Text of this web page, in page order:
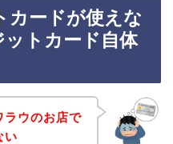
カードが使えな
ットカード自体
ラウのお店で
い